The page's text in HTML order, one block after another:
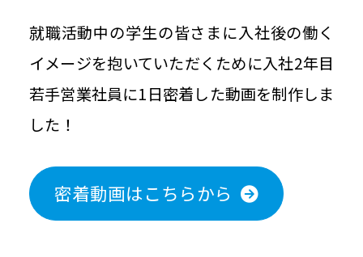
Japan Color認証について
ご利用規約
就職活動中の学生の皆さまに入社後の働く
イメージを抱いていただくために入社2年目
若手営業社員に1日密着した動画を制作しま
した！
密着動画はこちらから